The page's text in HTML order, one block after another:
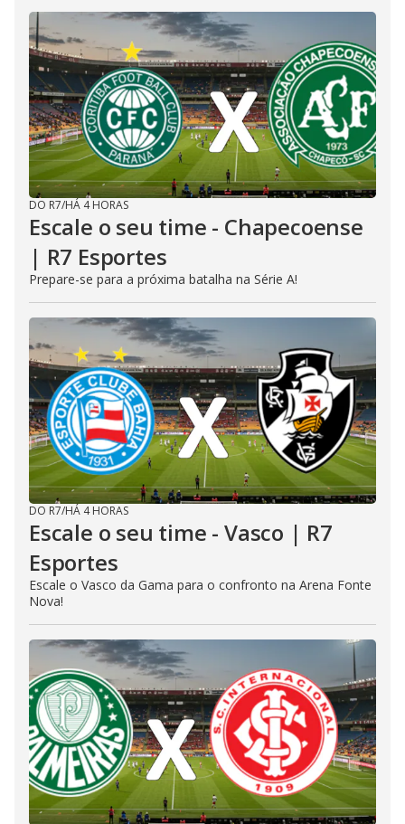
DO R7/HÁ 4 HORAS
Escale o seu time - Chapecoense
| R7 Esportes
Prepare-se para a próxima batalha na Série A!
DO R7/HÁ 4 HORAS
Escale o seu time - Vasco | R7
Esportes
Escale o Vasco da Gama para o confronto na Arena Fonte
Nova!